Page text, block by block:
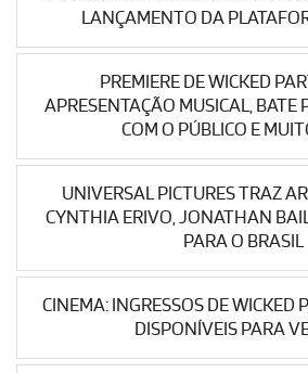
LANÇAMENTO DA
PREMIERE DE WICKED
APRESENTAÇÃO MUSICAL, BATE
COM O PÚBLICO E
UNIVERSAL PICTURES TRAZ
CYNTHIA ERIVO, JONATHAN
PARA O BRASIL
CINEMA: INGRESSOS DE WICKED
DISPONÍVEIS PARA